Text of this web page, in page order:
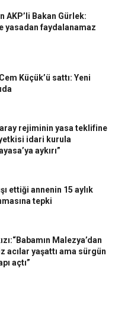
AKP’li Bakan Gürlek:
yasadan faydalanamaz
Küçük’ü sattı: Yeni
rejiminin yasa teklifine
idari kurula
aykırı”
ettiği annenin 15 aylık
tepki
Malezya’dan
acılar yaşattı ama sürgün
açtı”